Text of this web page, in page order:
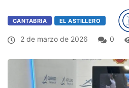
CANTABRIA EL ASTILLERO
2 de marzo de 2026 0